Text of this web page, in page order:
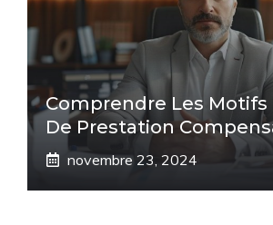
Comprendre Les Motifs
De Prestation
novembre 23, 2024